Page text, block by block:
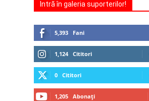
Intră în galeria suporterilor!
5,393 Fani
1,124 Cititori
0 Cititori
1,205 Abonați